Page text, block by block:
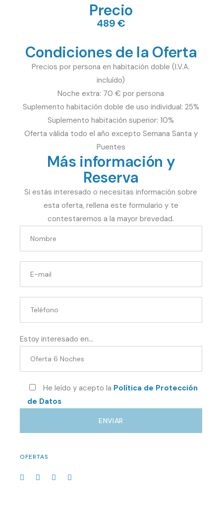
Precio
489 €
Condiciones de la Oferta
Precios por persona en habitación doble (I.V.A.
incluído)
Noche extra: 70 € por persona
Suplemento habitación doble de uso individual: 25%
Suplemento habitación superior: 10%
Oferta válida todo el año excepto Semana Santa y
Puentes
Más información y
Reserva
Si estás interesado o necesitas información sobre
esta oferta, rellena este formulario y te
contestaremos a la mayor brevedad.
Estoy interesado en...
He leído y acepto la Política de Protección
de Datos
ENVIAR
OFERTAS